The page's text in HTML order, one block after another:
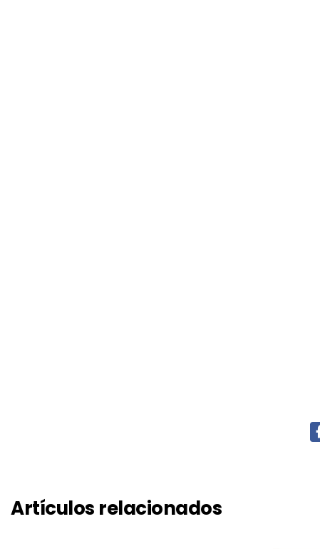
Artículos relacionados